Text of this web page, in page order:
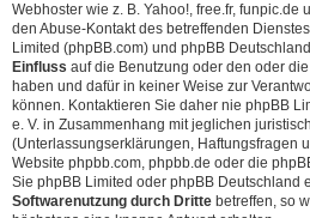
Webhoster wie z. B. Yahoo!, free.fr,
den Abuse-Kontakt des betreffenden
Limited (phpBB.com) und phpBB
Einfluss auf die Benutzung oder den oder
haben und dafür in keiner Weise zur
können. Kontaktieren Sie daher nie phpBB
e. V. in Zusammenhang mit jeglichen
(Unterlassungserklärungen, Haftungsfragen
Website phpbb.com, phpbb.de oder die
Sie phpBB Limited oder phpBB Deutschland
Softwarenutzung durch Dritte betreffen, so